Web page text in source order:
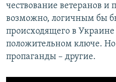
чествование ветеранов и
возможно, логичным бы
происходящего в Украине
положительном ключе.
пропаганды – другие.